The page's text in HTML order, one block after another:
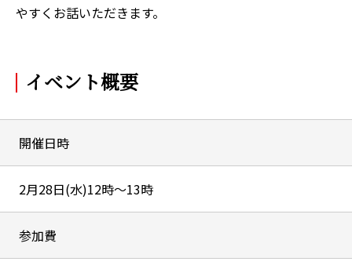
やすくお話いただきます。
イベント概要
開催日時
2月28日(水)12時～13時
参加費